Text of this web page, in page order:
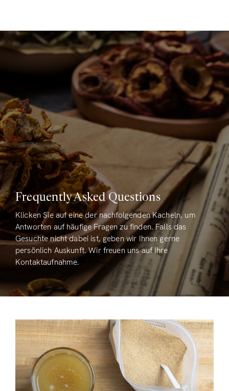
Frequently Asked Questions
Klicken Sie auf eine der nachfolgenden Kacheln, um
Antworten auf häufige Fragen zu finden. Falls das
Gesuchte nicht dabei ist, geben wir Ihnen gerne
persönlich Auskunft. Wir freuen uns auf Ihre
Kontaktaufnahme.